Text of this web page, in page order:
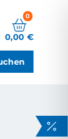
0,00 €
0